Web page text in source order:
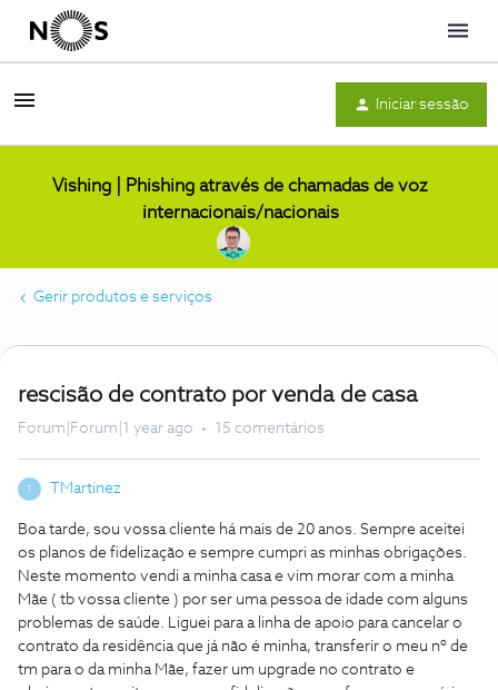
Menu
Iniciar sessão
Vishing | Phishing através de chamadas de voz
internacionais/nacionais
Gerir produtos e serviços
rescisão de contrato por venda de casa
Forum|Forum|1 year ago 15 comentários
T TMartinez
Boa tarde, sou vossa cliente há mais de 20 anos. Sempre aceitei
os planos de fidelização e sempre cumpri as minhas obrigações.
Neste momento vendi a minha casa e vim morar com a minha
Mãe ( tb vossa cliente ) por ser uma pessoa de idade com alguns
problemas de saúde. Liguei para a linha de apoio para cancelar o
contrato da residência que já não é minha, transferir o meu nº de
tm para o da minha Mãe, fazer um upgrade no contrato e